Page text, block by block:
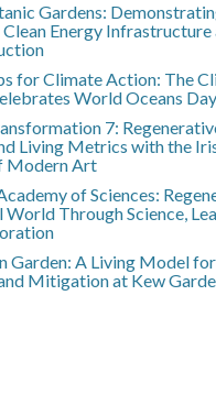
Gardens:
Energy Infrastructure
for Climate Action: The
World Oceans Day
7:
Living Metrics with the
Modern Art
of Sciences:
Through Science,
Garden: A Living Model
Mitigation at Kew